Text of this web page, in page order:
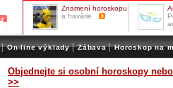
Znamení horoskopu
a havárie.
| On-line výklady | Zábava | Horoskop na
Objednejte si osobní horoskopy
>>